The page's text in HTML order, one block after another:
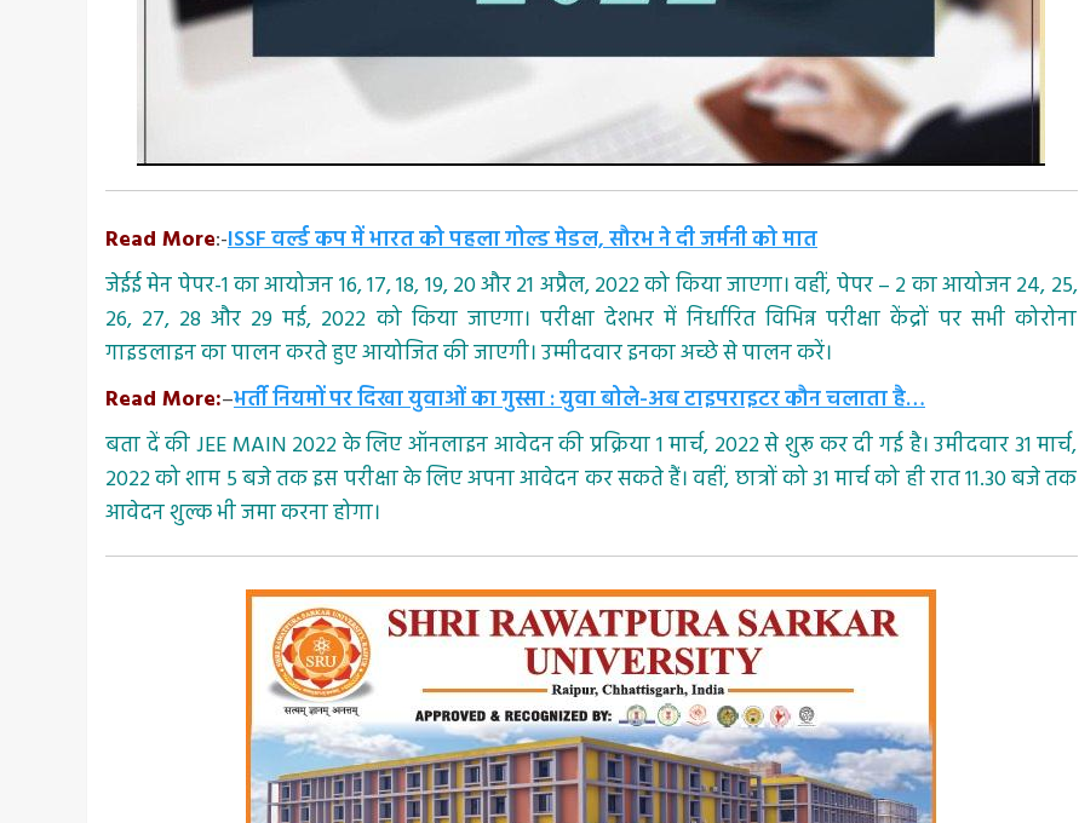
Read More:-ISSF वर्ल्ड कप में भारत को पहला गोल्ड मेडल, सौरभ ने दी जर्मनी को मात
जेईई मेन पेपर-1 का आयोजन 16, 17, 18, 19, 20 और 21 अप्रैल, 2022 को किया जाएगा। वहीं, पेपर – 2 का आयोजन 24, 25,
26, 27, 28 और 29 मई, 2022 को किया जाएगा। परीक्षा देशभर में निर्धारित विभिन्न परीक्षा केंद्रों पर सभी कोरोना
गाइडलाइन का पालन करते हुए आयोजित की जाएगी। उम्मीदवार इनका अच्छे से पालन करें।
Read More:–भर्ती नियमों पर दिखा युवाओं का गुस्सा : युवा बोले-अब टाइपराइटर कौन चलाता है…
बता दें की JEE MAIN 2022 के लिए ऑनलाइन आवेदन की प्रक्रिया 1 मार्च, 2022 से शुरू कर दी गई है। उमीदवार 31 मार्च,
2022 को शाम 5 बजे तक इस परीक्षा के लिए अपना आवेदन कर सकते हैं। वहीं, छात्रों को 31 मार्च को ही रात 11.30 बजे तक
आवेदन शुल्क भी जमा करना होगा।